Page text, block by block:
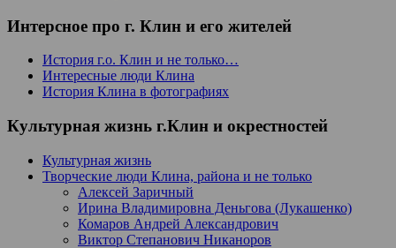
Интерсное про г. Клин и его жителей
История г.о. Клин и не только…
Интересные люди Клина
История Клина в фотографиях
Культурная жизнь г.Клин и окрестностей
Культурная жизнь
Творческие люди Клина, района и не только
Алексей Заричный
Ирина Владимировна Деньгова (Лукашенко)
Комаров Андрей Александрович
Виктор Степанович Никаноров